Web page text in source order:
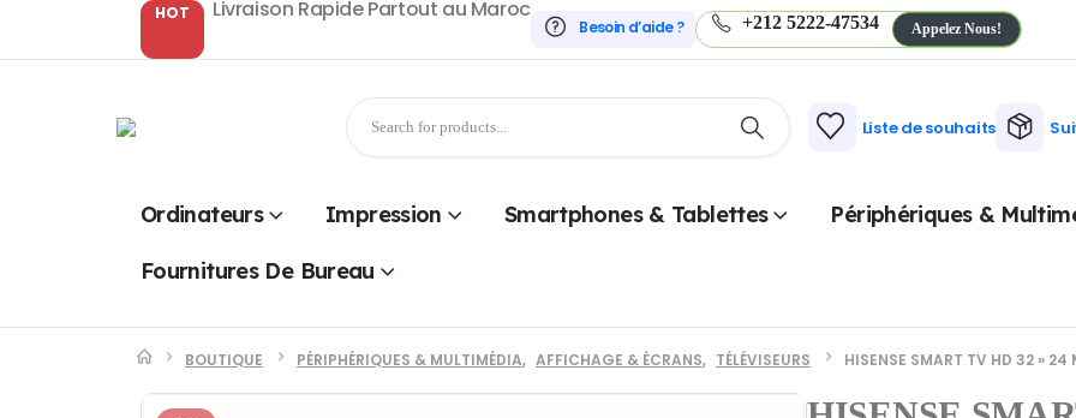
HOT Livraison Rapide Partout au Maroc
Besoin d’aide ? +212 5222-47534 Appelez Nous!
Liste de souhaits
Ordinateurs Impression Smartphones & Tablettes Périphériques &
Fournitures De Bureau
BOUTIQUE PÉRIPHÉRIQUES & MULTIMÉDIA, AFFICHAGE & ÉCRANS, TÉLÉVISEURS HISENSE SMART TV HD 32 » 24